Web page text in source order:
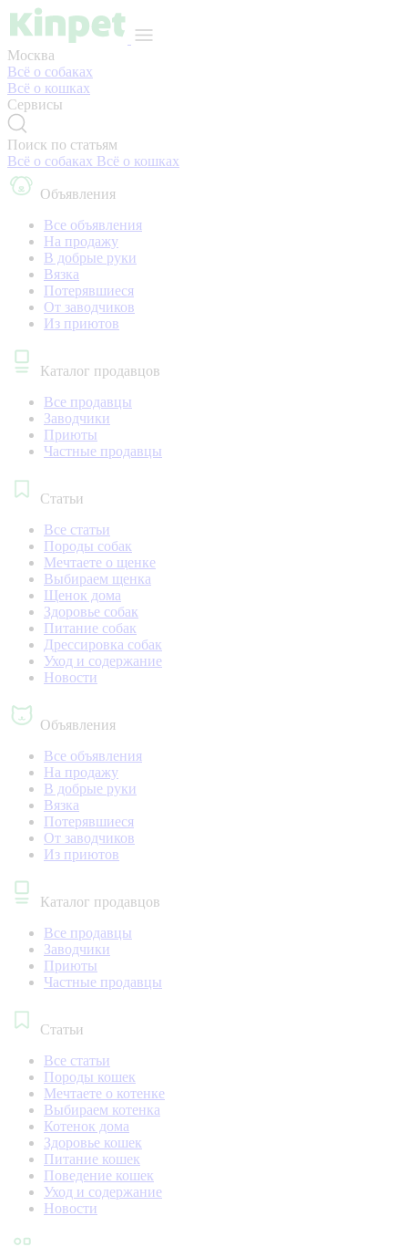
Москва
Всё о собаках
Всё о кошках
Сервисы
Поиск по статьям
Всё о собаках Всё о кошках
Объявления
Все объявления
На продажу
В добрые руки
Вязка
Потерявшиеся
От заводчиков
Из приютов
Каталог продавцов
Все продавцы
Заводчики
Приюты
Частные продавцы
Статьи
Все статьи
Породы собак
Мечтаете о щенке
Выбираем щенка
Щенок дома
Здоровье собак
Питание собак
Дрессировка собак
Уход и содержание
Новости
Объявления
Все объявления
На продажу
В добрые руки
Вязка
Потерявшиеся
От заводчиков
Из приютов
Каталог продавцов
Все продавцы
Заводчики
Приюты
Частные продавцы
Статьи
Все статьи
Породы кошек
Мечтаете о котенке
Выбираем котенка
Котенок дома
Здоровье кошек
Питание кошек
Поведение кошек
Уход и содержание
Новости